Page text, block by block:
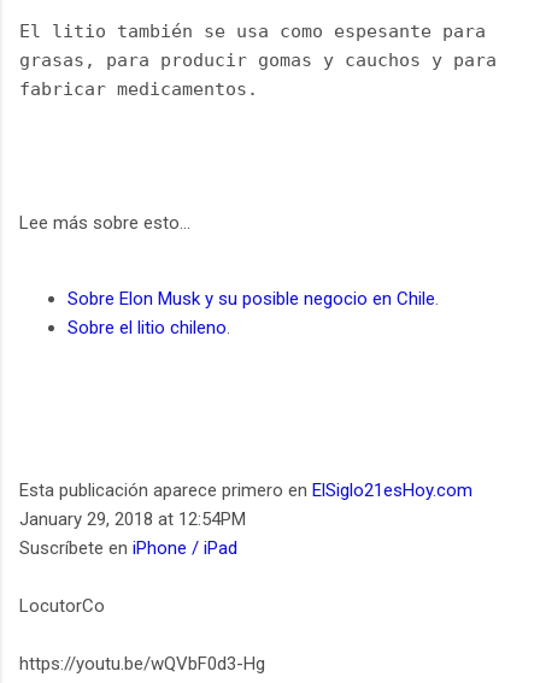
El litio también se usa como espesante para
grasas, para producir gomas y cauchos y para
fabricar medicamentos.
Lee más sobre esto...
Sobre Elon Musk y su posible negocio en Chile
Sobre el litio chileno
Esta publicación aparece primero en ElSiglo21esHoy.com
January 29, 2018 at 12:54PM
Suscríbete en iPhone / iPad
LocutorCo
https://youtu.be/wQVbF0d3-Hg